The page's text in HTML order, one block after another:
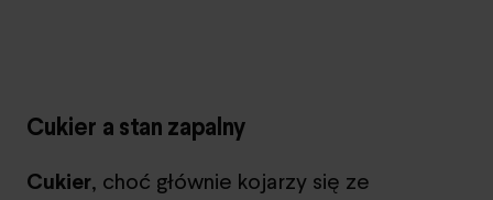
Cukier a stan zapalny
Cukier, choć głównie kojarzy się ze